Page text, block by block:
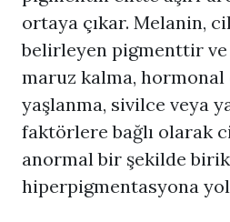
ortaya çıkar. Melanin,
belirleyen pigmenttir ve
maruz kalma,
yaşlanma, sivilce veya
faktörlere bağlı olarak
anormal bir şekilde
hiperpigmentasyona